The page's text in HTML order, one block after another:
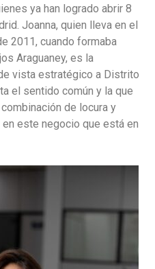
ya han logrado abrir 8
Joanna, quien lleva en el
2011, cuando formaba
Araguaney, es la
vista estratégico a Distrito
el sentido común y la que
combinación de locura y
este negocio que está en